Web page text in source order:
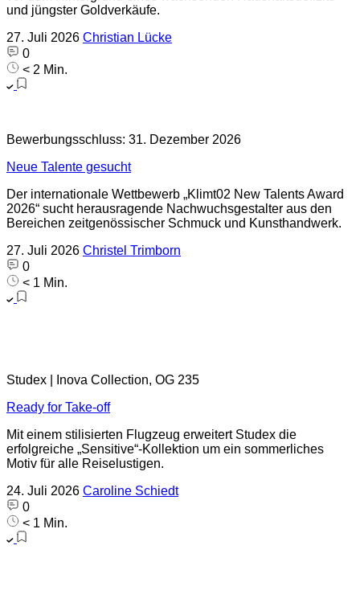
und jüngster Goldverkäufe.
27. Juli 2026 Christian Lücke
0
< 2 Min.
Bewerbungsschluss: 31. Dezember 2026
Neue Talente gesucht
Der internationale Wettbewerb „Klimt02 New Talents Award
2026“ sucht herausragende Nachwuchsgestalter aus den
Bereichen zeitgenössischer Schmuck und Kunsthandwerk.
27. Juli 2026 Christel Trimborn
0
< 1 Min.
Studex | Inova Collection, OG 235
Ready for Take-off
Mit einem stilisierten Flugzeug erweitert Studex die
erfolgreiche „Sensitive“-Kollektion um ein sommerliches
Motiv für alle Reiselustigen.
24. Juli 2026 Caroline Schiedt
0
< 1 Min.